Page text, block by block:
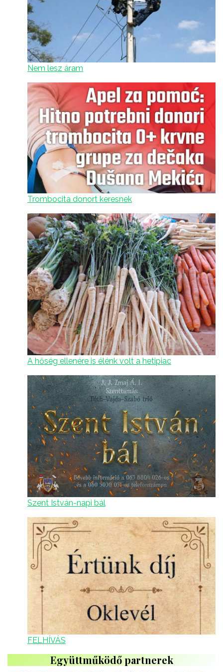
Nem lesz áram
Trombocita donort keresnek
A hőség ellenére is élénk volt a hetipiac
Szent István-napi bál
FELHÍVÁS
Együttműködő partnerek